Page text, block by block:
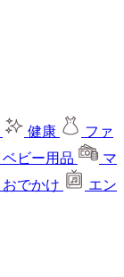
健康
ファ
ベビー用品
マ
おでかけ
エン